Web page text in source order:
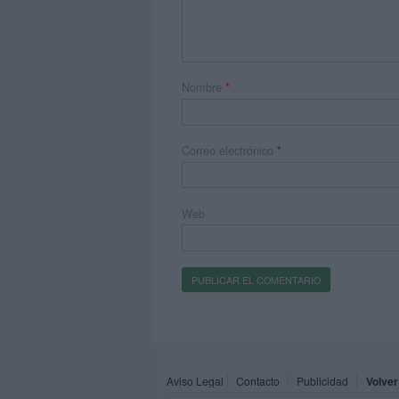
Nombre *
Correo electrónico *
Web
Aviso Legal Contacto Publicidad